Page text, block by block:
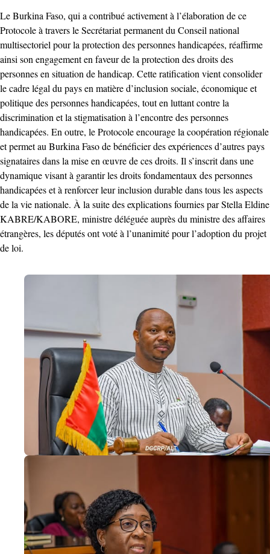
Le Burkina Faso, qui a contribué activement à l’élaboration de ce
Protocole à travers le Secrétariat permanent du Conseil national
multisectoriel pour la protection des personnes handicapées, réaffirme
ainsi son engagement en faveur de la protection des droits des
personnes en situation de handicap. Cette ratification vient consolider
le cadre légal du pays en matière d’inclusion sociale, économique et
politique des personnes handicapées, tout en luttant contre la
discrimination et la stigmatisation à l’encontre des personnes
handicapées. En outre, le Protocole encourage la coopération régionale
et permet au Burkina Faso de bénéficier des expériences d’autres pays
signataires dans la mise en œuvre de ces droits. Il s’inscrit dans une
dynamique visant à garantir les droits fondamentaux des personnes
handicapées et à renforcer leur inclusion durable dans tous les aspects
de la vie nationale. À la suite des explications fournies par Stella Eldine
KABRE/KABORE, ministre déléguée auprès du ministre des affaires
étrangères, les députés ont voté à l’unanimité pour l’adoption du projet
de loi.